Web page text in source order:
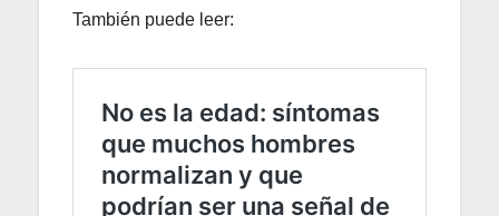
También puede leer: